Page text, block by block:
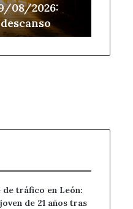
08/2026:
de tráfico en León:
de 21 años tras